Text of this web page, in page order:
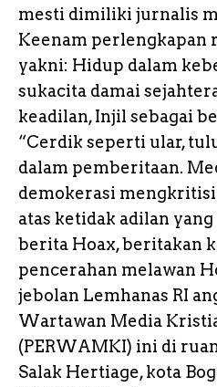
mesti dimiliki jurnalis
Keenam perlengkapan
yakni: Hidup dalam
sukacita damai
keadilan, Injil sebagai
“Cerdik seperti ular,
dalam pemberitaan.
demokerasi
atas ketidak adilan
berita Hoax, beritakan
pencerahan melawan
jebolan Lemhanas RI
Wartawan Media
(PERWAMKI) ini di
Salak Hertiage, kota